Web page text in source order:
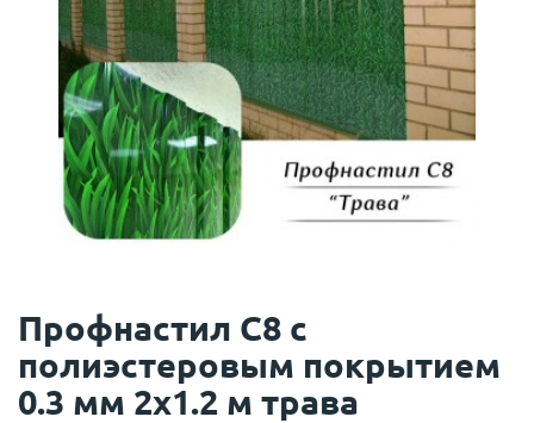
Профнастил С8 с
полиэстеровым покрытием
0.3 мм 2х1.2 м трава